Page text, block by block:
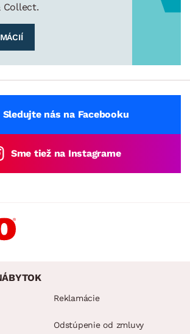
Collect.
Sledujte nás na Facebooku
Sme tiež na Instagrame
Reklamácie
Odstúpenie od zmluvy